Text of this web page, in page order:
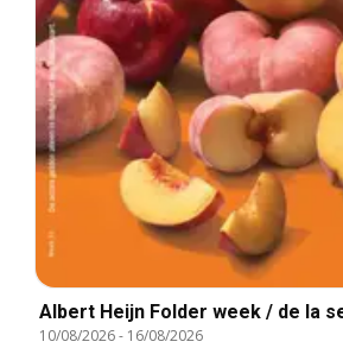
Albert Heijn Folder week / de la
10/08/2026- 16/08/2026